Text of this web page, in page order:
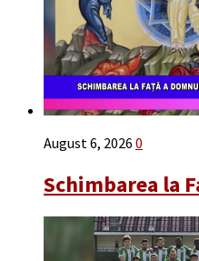
August 6, 2026 0
Schimbarea la